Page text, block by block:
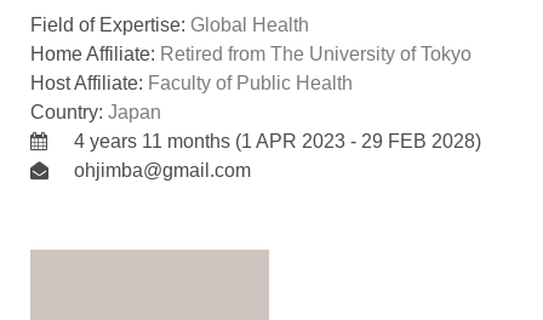
Field of Expertise: Global Health
Home Affiliate: Retired from The University of Tokyo
Host Affiliate: Faculty of Public Health
Country: Japan
4 years 11 months (1 APR 2023 - 29 FEB 2028)
ohjimba@gmail.com